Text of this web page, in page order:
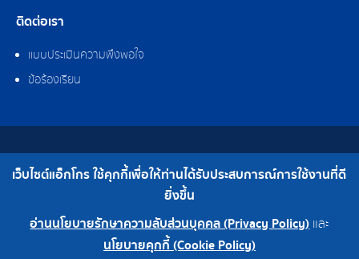
ติดต่อเรา
แบบประเมินความพึงพอใจ
ข้อร้องเรียน
สงวนลิขสิทธิ์ © 2562 บริษัท แอ็กโกร (ประเทศไทย) จำกัด
เบอร์โทร : 0-2308-2102 | โทรสาร : 0-2308-2487
เว็บไซต์แอ็กโกร ใช้คุกกี้เพื่อให้ท่านได้รับประสบการณ์การใช้งานที่ดี
ยิ่งขึ้น
อ่านนโยบายรักษาความลับส่วนบุคคล (Privacy Policy) และ
นโยบายคุกกี้ (Cookie Policy)
0-2308-2102
โรงงาน 0-2324-0515-6